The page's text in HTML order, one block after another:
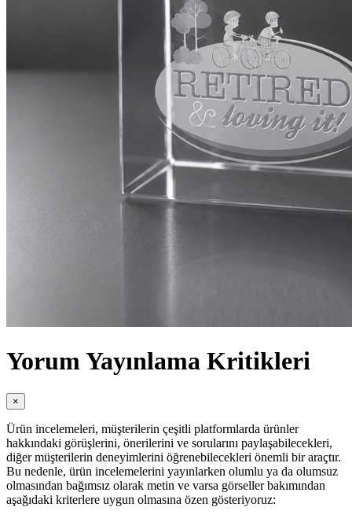
Yorum Yayınlama Kritikleri
×
Ürün incelemeleri, müşterilerin çeşitli platformlarda ürünler
hakkındaki görüşlerini, önerilerini ve sorularını paylaşabilecekleri,
diğer müşterilerin deneyimlerini öğrenebilecekleri önemli bir araçtır.
Bu nedenle, ürün incelemelerini yayınlarken olumlu ya da olumsuz
olmasından bağımsız olarak metin ve varsa görseller bakımından
aşağıdaki kriterlere uygun olmasına özen gösteriyoruz: